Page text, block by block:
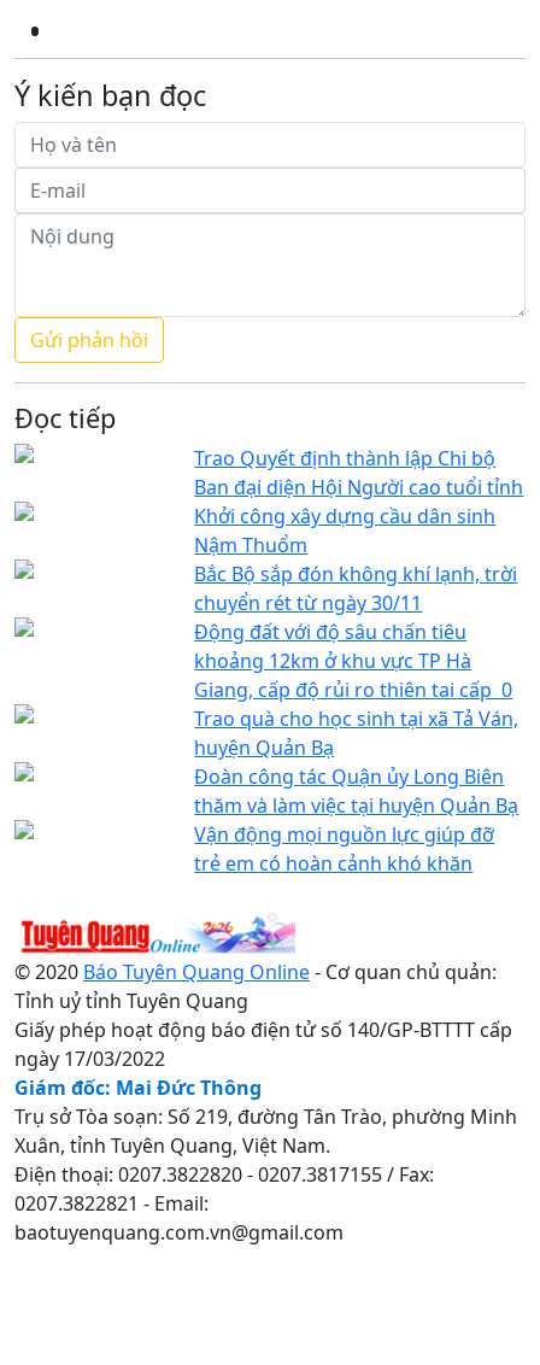
Ý kiến bạn đọc
Đọc tiếp
Trao Quyết định thành lập Chi bộ
Ban đại diện Hội Người cao tuổi tỉnh
Khởi công xây dựng cầu dân sinh
Nậm Thuổm
Bắc Bộ sắp đón không khí lạnh, trời
chuyển rét từ ngày 30/11
Động đất với độ sâu chấn tiêu
khoảng 12km ở khu vực TP Hà
Giang, cấp độ rủi ro thiên tai cấp 0
Trao quà cho học sinh tại xã Tả Ván,
huyện Quản Bạ
Đoàn công tác Quận ủy Long Biên
thăm và làm việc tại huyện Quản Bạ
Vận động mọi nguồn lực giúp đỡ
trẻ em có hoàn cảnh khó khăn
© 2020 Báo Tuyên Quang Online- Cơ quan chủ quản:
Tỉnh uỷ tỉnh Tuyên Quang
Giấy phép hoạt động báo điện tử số 140/GP-BTTTT cấp
ngày 17/03/2022
Giám đốc: Mai Đức Thông
Trụ sở Tòa soạn: Số 219, đường Tân Trào, phường Minh
Xuân, tỉnh Tuyên Quang, Việt Nam.
Điện thoại: 0207.3822820 - 0207.3817155 / Fax:
0207.3822821 - Email:
baotuyenquang.com.vn@gmail.com